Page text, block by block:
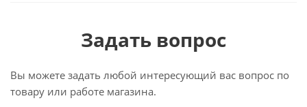
Задать вопрос
Вы можете задать любой интересующий вас вопрос по
товару или работе магазина.